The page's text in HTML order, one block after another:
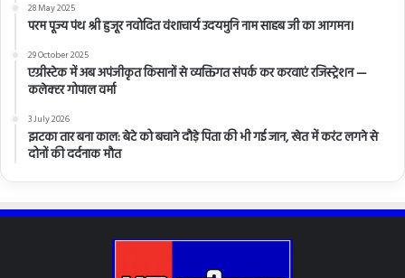
28 May 2025
परम पूज्य पंथ श्री हुजूर नवोदित वंशाचार्य उदयमुनि नाम साहब जी का आगमन।
29 October 2025
एग्रीस्टेक में अब अपंजीकृत किसानों से व्यक्तिगत संपर्क कर करवाएं रजिस्ट्रेशन —
कलेक्टर गोपाल वर्मा
3 July 2026
झटका तार बना काल: बेटे को बचाने दौड़े पिता की भी गई जान, खेत में करंट लगने से
दोनों की दर्दनाक मौत